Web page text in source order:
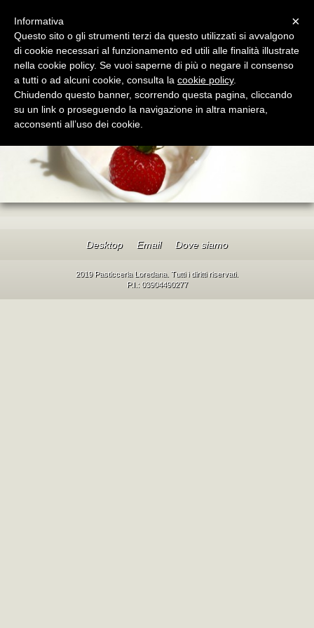
Pasticceria Loredana
L'angolo dolce di Mestre dal 1976
Desktop Email Dove siamo
2019 Pasticceria Loredana. Tutti i diritti riservati.
P.I.: 03904490277
×
Informativa
Questo sito o gli strumenti terzi da questo utilizzati si avvalgono
di cookie necessari al funzionamento ed utili alle finalità illustrate
nella cookie policy. Se vuoi saperne di più o negare il consenso
a tutti o ad alcuni cookie, consulta la cookie policy.
Chiudendo questo banner, scorrendo questa pagina, cliccando
su un link o proseguendo la navigazione in altra maniera,
acconsenti all’uso dei cookie.